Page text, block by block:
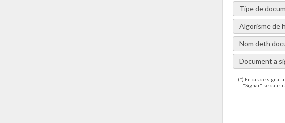
Tipe de
Algorisme de
Nom deth
Document a
(*) En cas de
"Signar" se